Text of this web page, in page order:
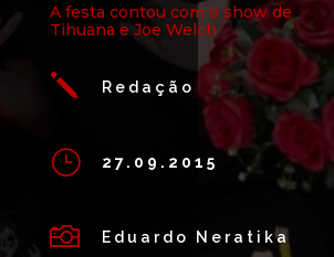
A festa contou com o show de
Tihuana e Joe Welch
j Redação
} 27.09.2015
 Eduardo Neratika